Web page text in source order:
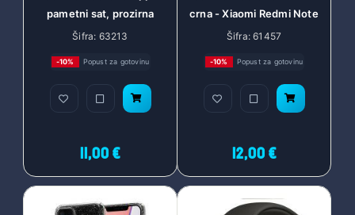
pametni sat, prozirna
(45mm/44mm),
Šifra: 63213
-10% Popust za gotovinu
11,00 €
crna - Xiaomi Redmi Note
10 Pro/Max
Šifra: 61457
-10% Popust za gotovinu
12,00 €